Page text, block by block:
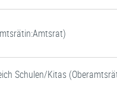
Schulen/Kitas